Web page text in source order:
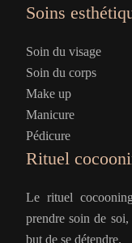
Soins
Soin du visage
Soin du corps
Make up
Manicure
Pédicure
Rituel
Le rituel
prendre soin de
but de se détendre.